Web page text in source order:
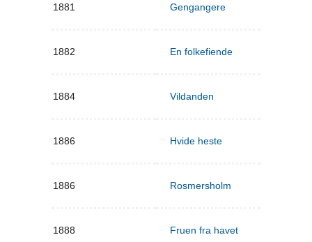
1881 Gengangere
1882 En folkefiende
1884 Vildanden
1886 Hvide heste
1886 Rosmersholm
1888 Fruen fra havet